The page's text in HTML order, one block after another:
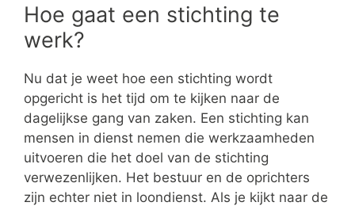
Hoe gaat een stichting te
werk?
Nu dat je weet hoe een stichting wordt
opgericht is het tijd om te kijken naar de
dagelijkse gang van zaken. Een stichting kan
mensen in dienst nemen die werkzaamheden
uitvoeren die het doel van de stichting
verwezenlijken. Het bestuur en de oprichters
zijn echter niet in loondienst. Als je kijkt naar de